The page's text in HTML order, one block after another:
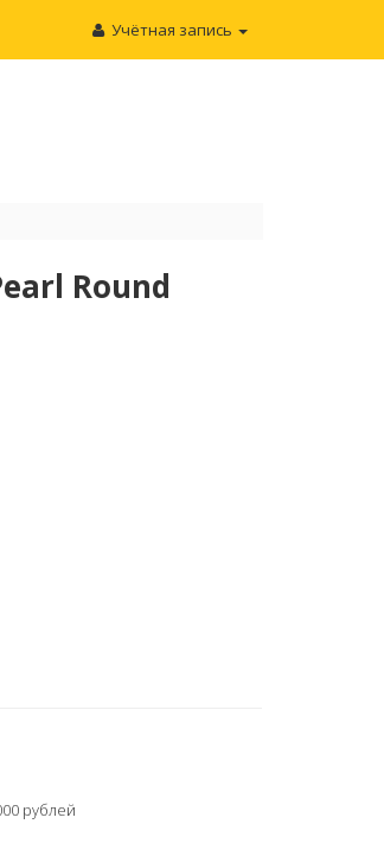
Учётная запись
Round
рублей